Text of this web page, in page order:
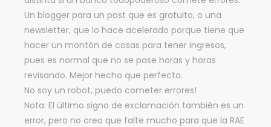
Un blogger para un post que es gratuito, o una
newsletter, que lo hace acelerado porque tiene que
hacer un montón de cosas para tener ingresos,
pues es normal que no se pase horas y horas
revisando. Mejor hecho que perfecto.
No soy un robot, puedo cometer errores!
Nota: El último signo de exclamación también es un
error, pero no creo que falte mucho para que la RAE